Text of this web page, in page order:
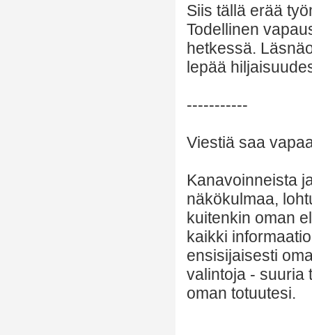
Siis tällä erää
Todellinen
hetkessä.
lepää
-----------
Viestiä saa
Kanavoinneista
näkökulmaa,
kuitenkin oman
kaikki
ensisijaisesti
valintoja - suuria
oman totuutesi.